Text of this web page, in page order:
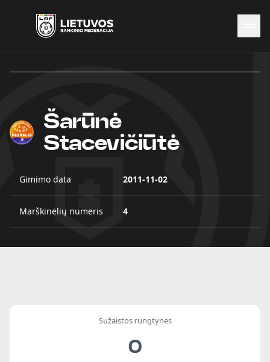
Naujienos
Čempionatai
Kontaktai
Antidopingas
Šarūnė
Stacevičiūtė
Gimimo data 2011-11-02
Marškinėlių numeris 4
Sužaistos rungtynės
0